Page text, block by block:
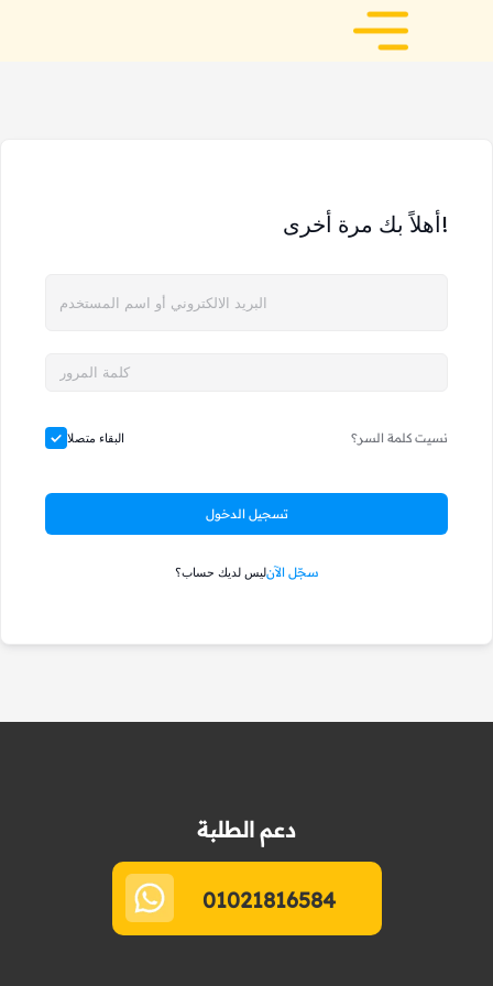
أهلاً بك مرة أخرى!
البقاء متصلا نسيت كلمة السر؟
تسجيل الدخول
ليس لديك حساب؟سجّل الآن
دعم الطلبة
01021816584